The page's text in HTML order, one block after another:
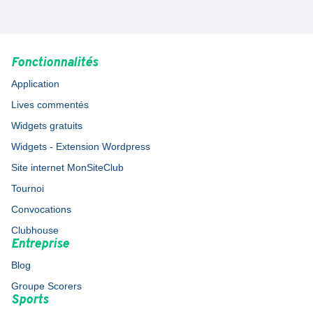
Fonctionnalités
Application
Lives commentés
Widgets gratuits
Widgets - Extension Wordpress
Site internet MonSiteClub
Tournoi
Convocations
Clubhouse
Entreprise
Blog
Groupe Scorers
Sports